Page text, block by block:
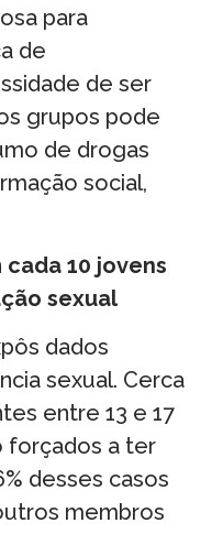
para
de
de ser
grupos pode
de drogas
social,
10 jovens
sexual
dados
sexual. Cerca
entre 13 e 17
forçados a ter
desses casos
membros